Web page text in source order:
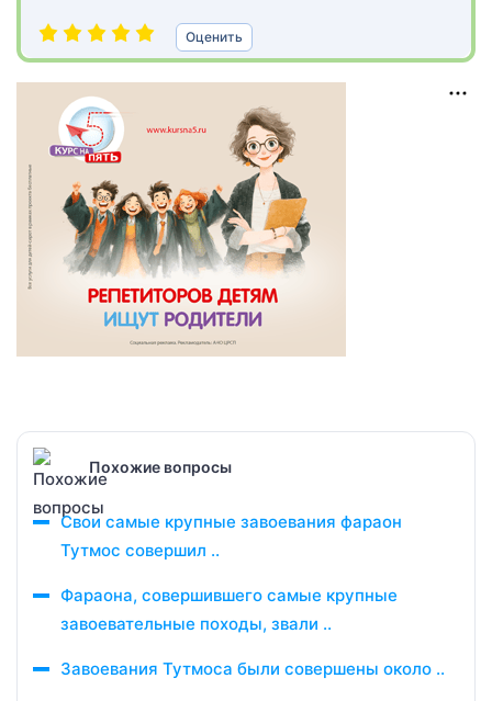
Оценить
Похожие вопросы
Свои самые крупные завоевания фараон
Тутмос совершил ..
Фараона, совершившего самые крупные
завоевательные походы, звали ..
Завоевания Тутмоса были совершены около ..